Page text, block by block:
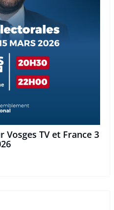
TV et France 3